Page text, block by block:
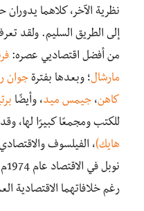
نظرية الآخر، كلاهما يدوران
إلى الطريق السليم. ولقد
من أفضل اقتصاديي عصره:
مارشال؛ وبعدها بفترة جوان
كاهن، جيمس ميد، وأيضًا
للكتب ومجمعًا كبيرًا لها، وقد
هايك)، الفيلسوف
نوبل في الاقتصاد عام
رغم خلافاتهما الاقتصادية